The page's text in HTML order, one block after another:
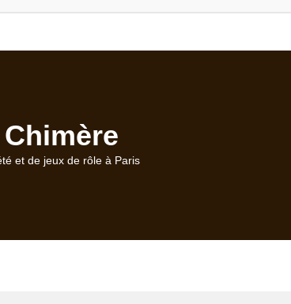
et de jeux de rôle à Paris